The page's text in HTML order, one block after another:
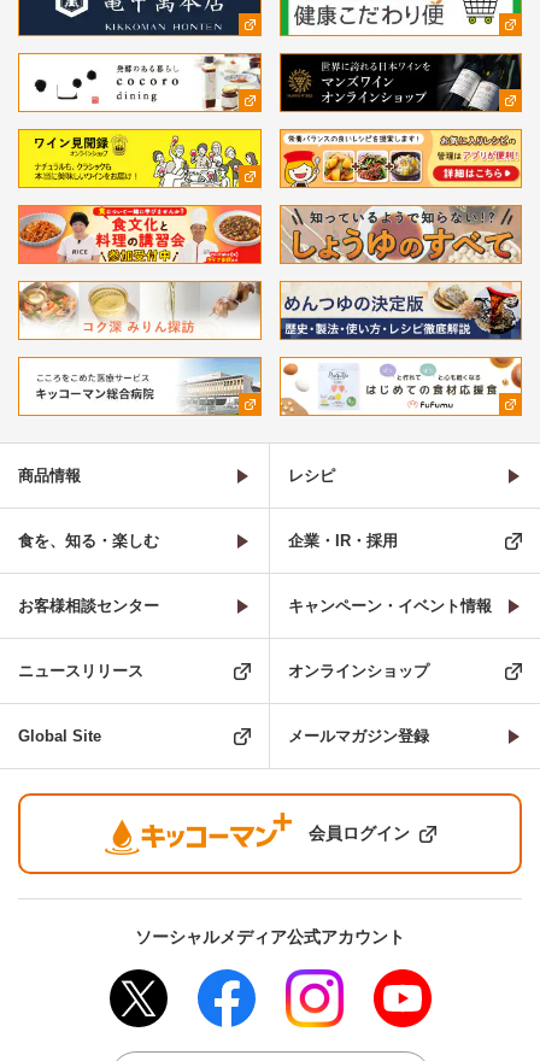
商品情報 レシピ
食を、知る・楽しむ 企業・IR・採用
お客様相談センター キャンペーン・イベント情報
ニュースリリース オンラインショップ
Global Site メールマガジン登録
会員ログイン
ソーシャルメディア公式アカウント